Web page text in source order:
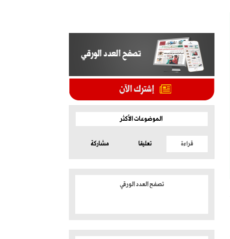
الموضوعات الأكثر
قراءة تعليقا مشاركة
تصفح العدد الورقي